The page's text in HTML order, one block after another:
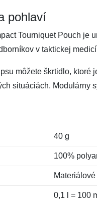
pohlaví
Tourniquet Pouch je
v taktickej
môžete škrtidlo,
situáciách. Modulárny
40 g
100%
0,1 l = 100